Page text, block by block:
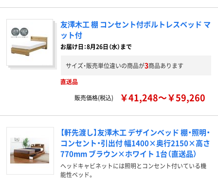
友澤木工 棚 コンセント付ボルトレスベッド マ
ット付
お届け日：8月26日（水）まで
サイズ・販売単位違いの商品が3商品あります
直送品
販売価格(税込)
￥41,248～￥59,260
【軒先渡し】友澤木工 デザインベッド 棚・照明・
コンセント・引出付 幅1400×奥行2150×高さ
770mm ブラウン×ホワイト 1台（直送品）
ヘッドキャビネットには照明とコンセント付いている機
能性ベッド。